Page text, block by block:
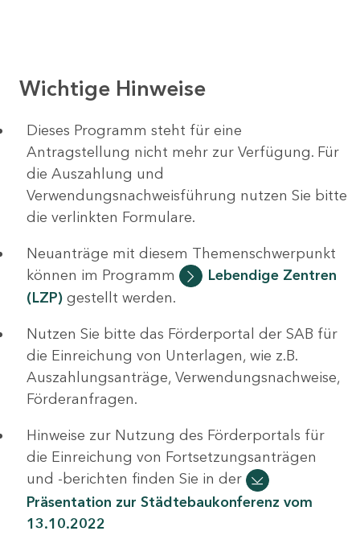
Wichtige Hinweise
Dieses Programm steht für eine
Antragstellung nicht mehr zur Verfügung. Für
die Auszahlung und
Verwendungsnachweisführung nutzen Sie bitte
die verlinkten Formulare.
Neuanträge mit diesem Themenschwerpunkt
können im Programm
Lebendige Zentren
(LZP) gestellt werden.
Nutzen Sie bitte das Förderportal der SAB für
die Einreichung von Unterlagen, wie z.B.
Auszahlungsanträge, Verwendungsnachweise,
Förderanfragen.
Hinweise zur Nutzung des Förderportals für
die Einreichung von Fortsetzungsanträgen
und -berichten finden Sie in der
Präsentation zur Städtebaukonferenz vom
13.10.2022